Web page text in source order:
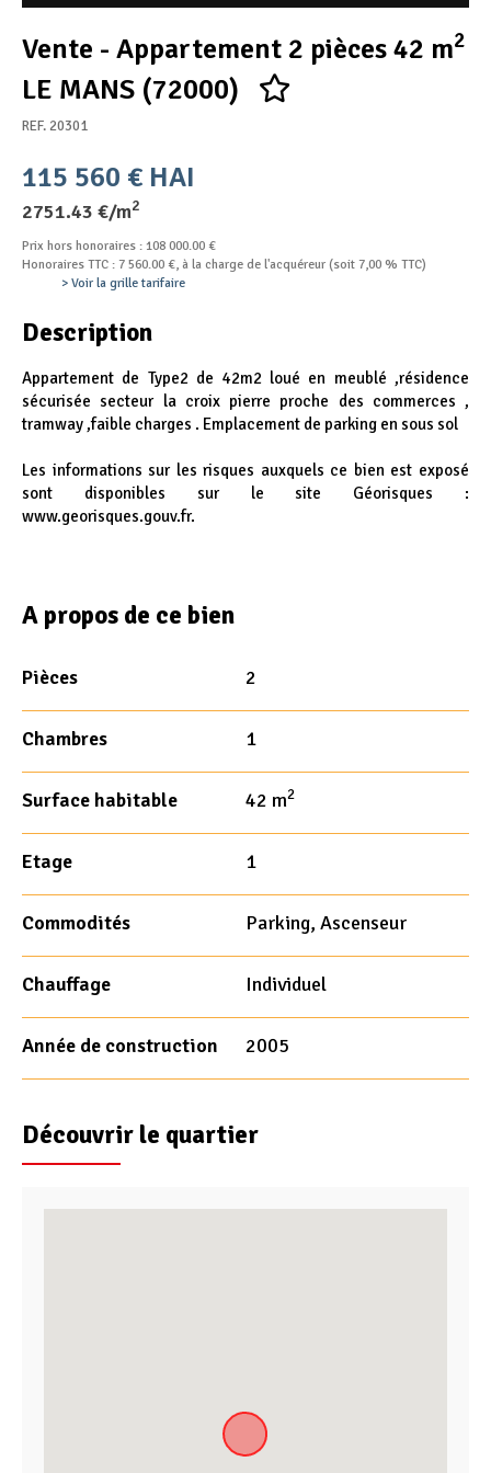
Nous rejoindre
Vente - Appartement 2 pièces 42 m2
LE MANS (72000)
REF. 20301
115 560 € HAI
2751.43 €/m2
Prix hors honoraires : 108 000.00 €
Honoraires TTC : 7 560.00 €, à la charge de l'acquéreur (soit 7,00 % TTC)
> Voir la grille tarifaire
Description
Appartement de Type2 de 42m2 loué en meublé ,résidence
sécurisée secteur la croix pierre proche des commerces ,
tramway ,faible charges . Emplacement de parking en sous sol
Les informations sur les risques auxquels ce bien est exposé
sont disponibles sur le site Géorisques :
www.georisques.gouv.fr.
A propos de ce bien
Pièces 2
Chambres 1
Surface habitable 42 m2
Etage 1
Commodités Parking, Ascenseur
Chauffage Individuel
Année de construction 2005
Découvrir le quartier